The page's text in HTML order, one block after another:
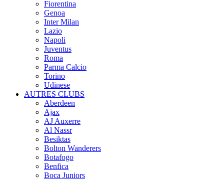
Fiorentina
Genoa
Inter Milan
Lazio
Napoli
Juventus
Roma
Parma Calcio
Torino
Udinese
AUTRES CLUBS
Aberdeen
Ajax
AJ Auxerre
Al Nassr
Besiktas
Bolton Wanderers
Botafogo
Benfica
Boca Juniors